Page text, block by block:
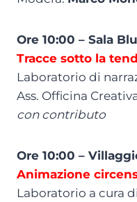
Ore 10:00 – Sala Blu
Tracce sotto la
Laboratorio di
Ass. Officina
con contributo
Ore 10:00 –
Animazione
Laboratorio a cura